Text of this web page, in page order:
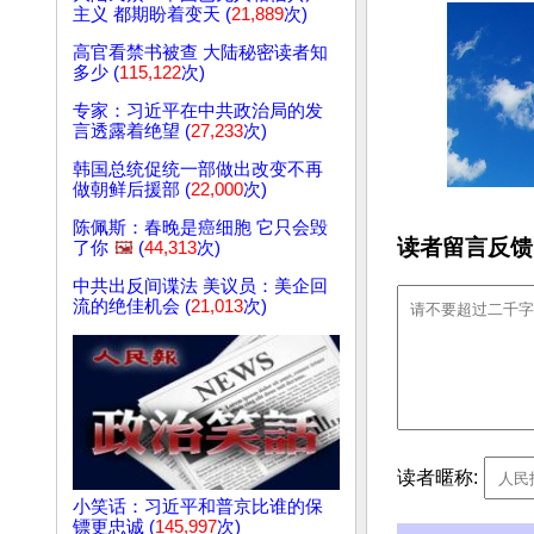
主义 都期盼着变天 (21,889次)
高官看禁书被查 大陆秘密读者知
多少 (115,122次)
专家：习近平在中共政治局的发
言透露着绝望 (27,233次)
韩国总统促统一部做出改变不再
做朝鲜后援部 (22,000次)
陈佩斯：春晚是癌细胞 它只会毁
了你 🖼️ (44,313次)
中共出反间谍法 美议员：美企回
流的绝佳机会 (21,013次)
小笑话：习近平和普京比谁的保
镖更忠诚 (145,997次)
读者留言反
读者暱称: